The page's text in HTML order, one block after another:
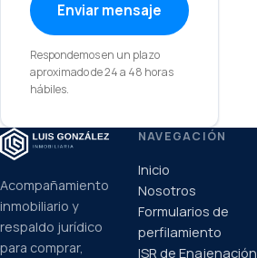
Enviar mensaje
Respondemos en un plazo
aproximado de 24 a 48 horas
hábiles.
Acompañamiento
inmobiliario y
respaldo jurídico
para comprar,
NAVEGACIÓN
Inicio
Nosotros
Formularios de
perfilamiento
ISR de Enajenación